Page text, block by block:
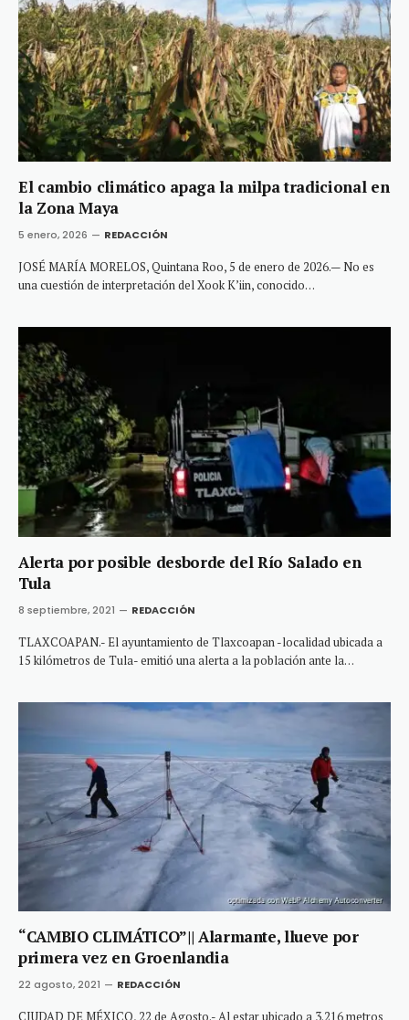
El cambio climático apaga la milpa tradicional en
la Zona Maya
5 enero, 2026 REDACCIÓN
JOSÉ MARÍA MORELOS, Quintana Roo, 5 de enero de 2026.— No es
una cuestión de interpretación del Xook K’iin, conocido…
Alerta por posible desborde del Río Salado en
Tula
8 septiembre, 2021 REDACCIÓN
TLAXCOAPAN.- El ayuntamiento de Tlaxcoapan -localidad ubicada a
15 kilómetros de Tula- emitió una alerta a la población ante la…
“CAMBIO CLIMÁTICO”|| Alarmante, llueve por
primera vez en Groenlandia
22 agosto, 2021 REDACCIÓN
CIUDAD DE MÉXICO, 22 de Agosto.- Al estar ubicado a 3.216 metros